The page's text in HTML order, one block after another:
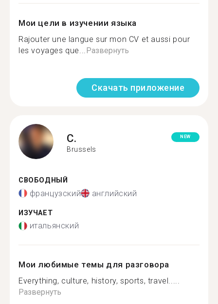
Мои цели в изучении языка
Rajouter une langue sur mon CV et aussi pour
les voyages que...Развернуть
Скачать приложение
C.
Brussels
NEW
СВОБОДНЫЙ
французский английский
ИЗУЧАЕТ
итальянский
Мои любимые темы для разговора
Everything, culture, history, sports, travel.....
Развернуть